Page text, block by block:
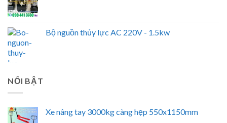
Bộ nguồn thủy lực AC 220V - 1.5kw
NỔI BẬT
Xe nâng tay 3000kg càng hẹp 550x1150mm